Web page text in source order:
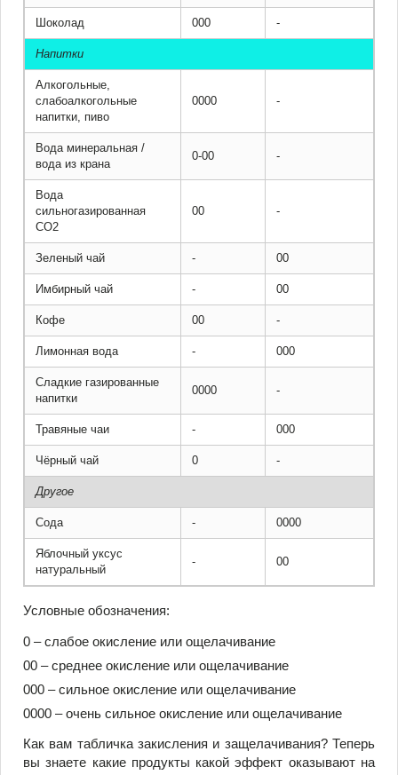
Шоколад 000 -
Напитки
Алкогольные,
слабоалкогольные
напитки, пиво
0000 -
Вода минеральная /
вода из крана
0-00 -
Вода
сильногазированная
СО2
00 -
Зеленый чай - 00
Имбирный чай - 00
Кофе 00 -
Лимонная вода - 000
Сладкие газированные
напитки
0000 -
Травяные чаи - 000
Чёрный чай 0 -
Другое
Сода - 0000
Яблочный уксус
натуральный
- 00
Условные обозначения:
0 – слабое окисление или ощелачивание
00 – среднее окисление или ощелачивание
000 – сильное окисление или ощелачивание
0000 – очень сильное окисление или ощелачивание
Как вам табличка закисления и защелачивания? Теперь
вы знаете какие продукты какой эффект оказывают на